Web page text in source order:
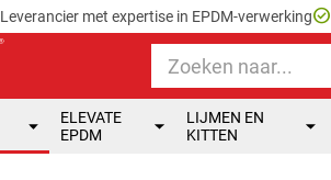
Leverancier met expertise in EPDM-verwerkingcheck_circle
ELEVATE
EPDM
LIJMEN EN
KITTEN